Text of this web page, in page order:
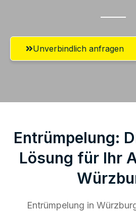
Unverbindlich anfragen
Entrümpelung:
Lösung für Ihr
Entrümpelung in